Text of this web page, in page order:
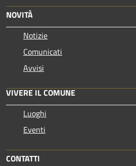
NOVITÀ
Notizie
Comunicati
Avvisi
VIVERE IL COMUNE
Luoghi
Eventi
CONTATTI